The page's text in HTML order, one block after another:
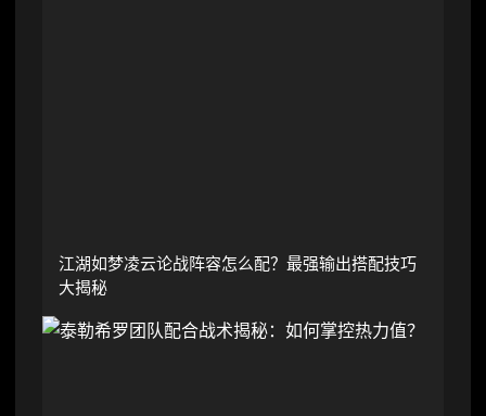
江湖如梦凌云论战阵容怎么配？最强输出搭配技巧
大揭秘